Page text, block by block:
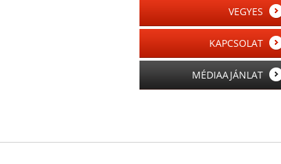
VEGYES
KAPCSOLAT
MÉDIAAJÁNLAT